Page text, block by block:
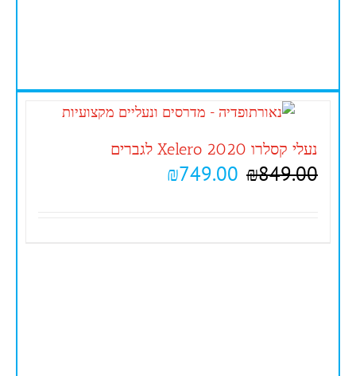
נעלי קסלרו 2020 Xelero לגברים
₪849.00
₪749.00